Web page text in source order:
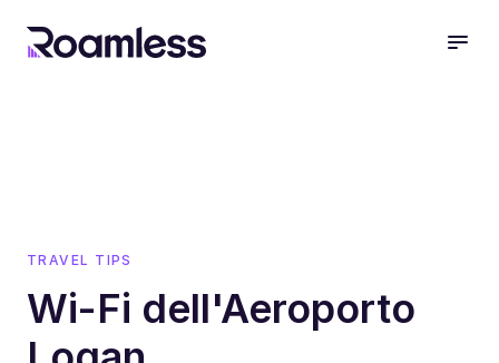
TRAVEL TIPS
Wi-Fi dell'Aeroporto